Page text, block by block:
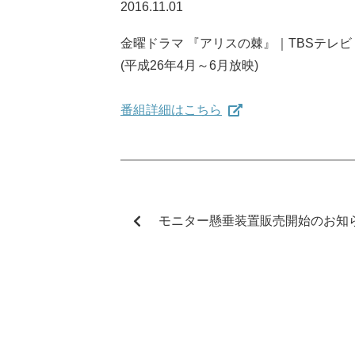
2016.11.01
金曜ドラマ 『アリスの棘』｜TBSテレビ
(平成26年4月～6月放映)
番組詳細はこちら
モニター懸垂装置販売開始のお知